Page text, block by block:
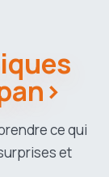
ce qui
et